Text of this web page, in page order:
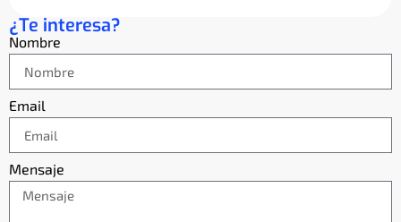
¿Te interesa?
Nombre
Email
Mensaje